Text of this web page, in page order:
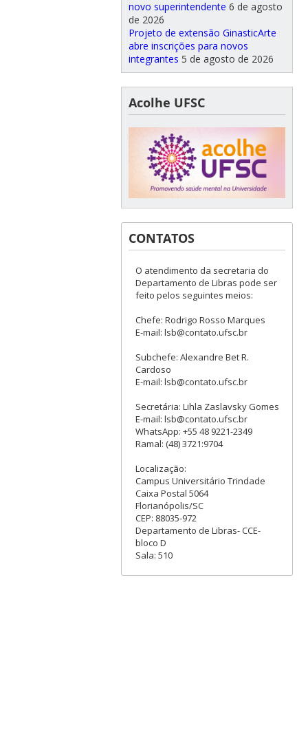
novo superintendente 6 de agosto
de 2026
Projeto de extensão GinasticArte
abre inscrições para novos
integrantes 5 de agosto de 2026
Acolhe UFSC
CONTATOS
O atendimento da secretaria do
Departamento de Libras pode ser
feito pelos seguintes meios:
Chefe: Rodrigo Rosso Marques
E-mail: lsb@contato.ufsc.br
Subchefe: Alexandre Bet R.
Cardoso
E-mail: lsb@contato.ufsc.br
Secretária: Lihla Zaslavsky Gomes
E-mail: lsb@contato.ufsc.br
WhatsApp: +55 48 9221-2349
Ramal: (48) 3721:9704
Localização:
Campus Universitário Trindade
Caixa Postal 5064
Florianópolis/SC
CEP: 88035-972
Departamento de Libras- CCE-
bloco D
Sala: 510